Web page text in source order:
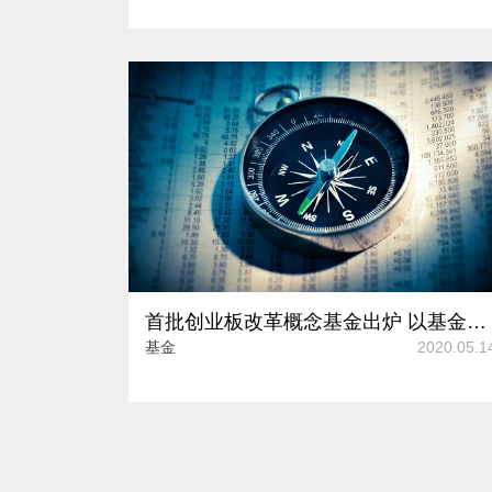
首批创业板改革概念基金出炉 以基金形式参与创业板投资或成趋势
基金